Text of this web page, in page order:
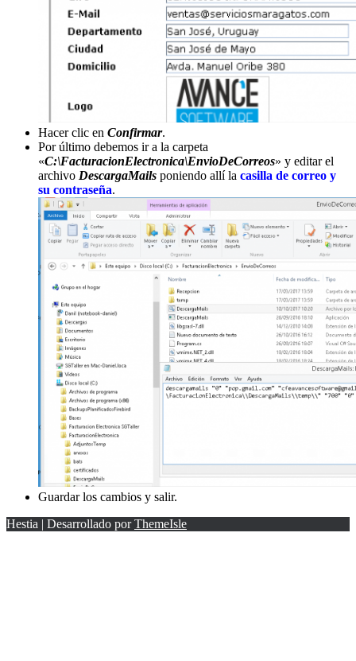
Hacer clic en Confirmar.
Por último debemos ir a la carpeta
«C:\FacturacionElectronica\EnvioDeCorreos» y editar el
archivo DescargaMails poniendo allí la casilla de correo y
su contraseña.
Guardar los cambios y salir.
Hestia | Desarrollado porThemeIsle